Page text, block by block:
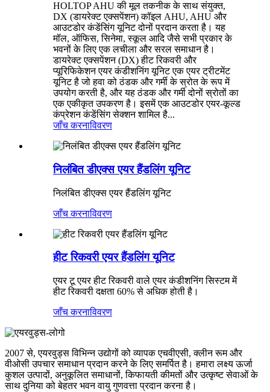
HOLTOP AHU की मूल तकनीक के साथ संयुक्त,
DX (डायरेक्ट एक्सपेंशन) कॉइल AHU, AHU और
आउटडोर कंडेंसिंग यूनिट दोनों प्रदान करता है। यह
मॉल, ऑफिस, सिनेमा, स्कूल आदि जैसे सभी प्रकार के
भवनों के लिए एक लचीला और सरल समाधान है।
डायरेक्ट एक्सपेंशन (DX) हीट रिकवरी और
प्यूरिफिकेशन एयर कंडीशनिंग यूनिट एक एयर ट्रीटमेंट
यूनिट है जो हवा को ठंडक और गर्मी के स्रोत के रूप में
उपयोग करती है, और यह ठंडक और गर्मी दोनों स्रोतों का
एक एकीकृत उपकरण है। इसमें एक आउटडोर एयर-कूल्ड
कंप्रेशन कंडेंसिंग सेक्शन शामिल है...
जाँच करनाविवरण
निलंबित डीएक्स एयर हैंडलिंग यूनिट
निलंबित डीएक्स एयर हैंडलिंग यूनिट
जाँच करनाविवरण
हीट रिकवरी एयर हैंडलिंग यूनिट
एयर टू एयर हीट रिकवरी वाले एयर कंडीशनिंग सिस्टम में
हीट रिकवरी दक्षता 60% से अधिक होती है।
जाँच करनाविवरण
2007 से, एयरवुड्स विभिन्न उद्योगों को व्यापक एचवीएसी, क्लीन रूम और
वीओसी उपचार समाधान प्रदान करने के लिए समर्पित है। हमारा लक्ष्य ऊर्जा
कुशल उत्पादों, अनुकूलित समाधानों, किफायती कीमतों और उत्कृष्ट सेवाओं के
साथ दुनिया को बेहतर भवन वायु गुणवत्ता प्रदान करना है।